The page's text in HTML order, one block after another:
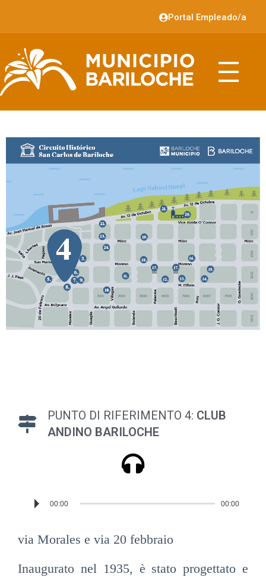
Portal Empleado/a
PUNTO DI RIFERIMENTO 4: CLUB
ANDINO BARILOCHE
Reproductor
00:00 00:00
via Morales e via 20 febbraio
Inaugurato nel 1935, è stato progettato e